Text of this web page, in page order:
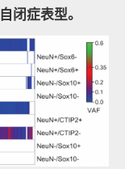
闭症表型。